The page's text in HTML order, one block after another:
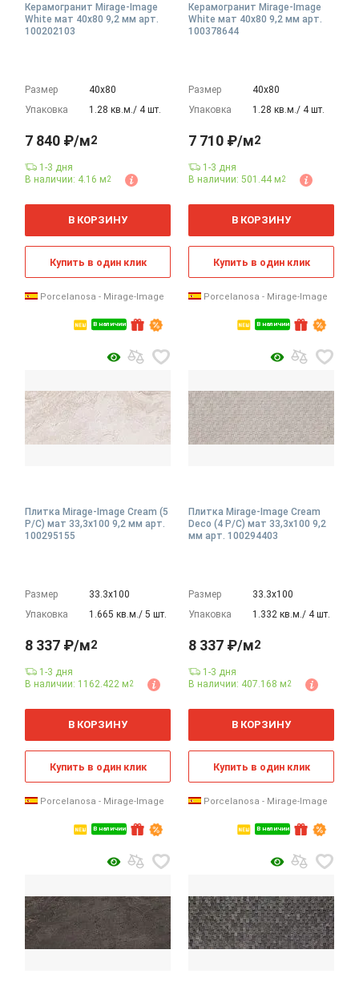
Керамогранит Mirage-Image
White мат 40x80 9,2 мм арт.
100202103
Размер
40х80
Упаковка
1.28 кв.м./ 4 шт.
В наличии
7 840 ₽/м2
1-3 дня
В наличии: 4.16 м2
м
В КОРЗИНУ
Купить в один клик
Porcelanosa - Mirage-Image
Керамогранит Mirage-Image
White мат 40x80 9,2 мм арт.
100378644
Размер
40х80
Упаковка
1.28 кв.м./ 4 шт.
В наличии
7 710 ₽/м2
1-3 дня
В наличии: 501.44 м2
м
В КОРЗИНУ
Купить в один клик
Porcelanosa - Mirage-Image
Плитка Mirage-Image Cream (5
P/C) мат 33,3x100 9,2 мм арт.
100295155
Размер
33.3х100
Упаковка
1.665 кв.м./ 5 шт.
В наличии
8 337 ₽/м2
1-3 дня
В наличии: 1162.422 м2
м
В КОРЗИНУ
Купить в один клик
Porcelanosa - Mirage-Image
Плитка Mirage-Image Cream
Deco (4 P/C) мат 33,3x100 9,2
мм арт. 100294403
Размер
33.3х100
Упаковка
1.332 кв.м./ 4 шт.
В наличии
8 337 ₽/м2
1-3 дня
В наличии: 407.168 м2
м
В КОРЗИНУ
Купить в один клик
Porcelanosa - Mirage-Image